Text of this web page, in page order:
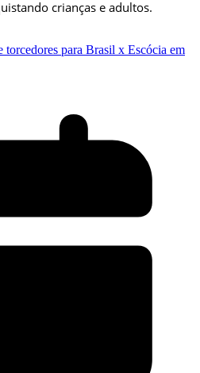
crianças e adultos.